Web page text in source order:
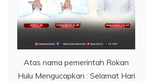
Atas nama pemerintah Rokan
Hulu Mengucapkan : Selamat Hari